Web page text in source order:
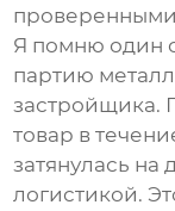
Я помню один
партию
застройщика.
товар в
затянулась на
логистикой.